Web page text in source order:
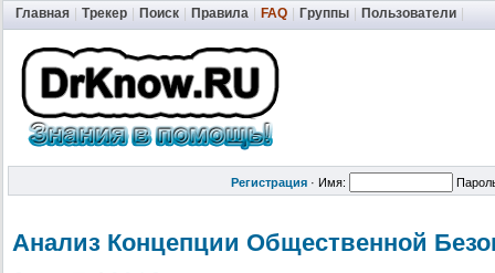
Главная Трекер Поиск Правила FAQ Группы Пользователи
Регистрация · Имя:
Анализ Концепции Общественной